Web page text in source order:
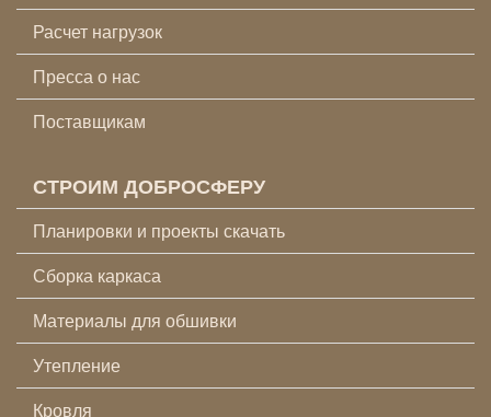
Расчет нагрузок
Пресса о нас
Поставщикам
СТРОИМ ДОБРОСФЕРУ
Планировки и проекты скачать
Сборка каркаса
Материалы для обшивки
Утепление
Кровля